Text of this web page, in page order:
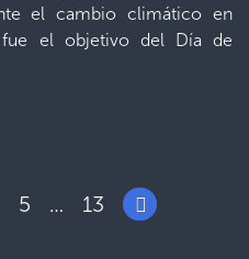
el cambio climático en
el objetivo del Día de
5 … 13